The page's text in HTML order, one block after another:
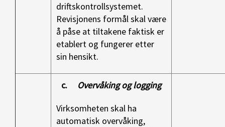
driftskontrollsystemet.
Revisjonens formål skal være
å påse at tiltakene faktisk er
etablert og fungerer etter
sin hensikt.
c.
Overvåking og logging
Virksomheten skal ha
automatisk overvåking,